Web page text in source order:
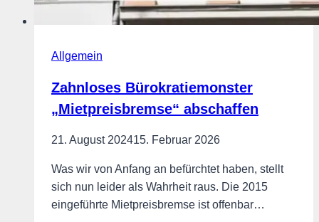
Allgemein
Zahnloses Bürokratiemonster
„Mietpreisbremse“ abschaffen
21. August 202415. Februar 2026
Was wir von Anfang an befürchtet haben, stellt
sich nun leider als Wahrheit raus. Die 2015
eingeführte Mietpreisbremse ist offenbar…